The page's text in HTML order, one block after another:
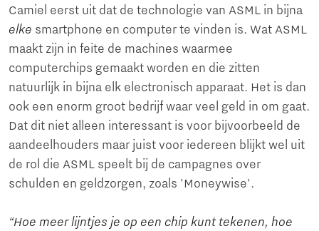
Camiel eerst uit dat de technologie van ASML in bijna
elke smartphone en computer te vinden is. Wat ASML
maakt zijn in feite de machines waarmee
computerchips gemaakt worden en die zitten
natuurlijk in bijna elk electronisch apparaat. Het is dan
ook een enorm groot bedrijf waar veel geld in om gaat.
Dat dit niet alleen interessant is voor bijvoorbeeld de
aandeelhouders maar juist voor iedereen blijkt wel uit
de rol die ASML speelt bij de campagnes over
schulden en geldzorgen, zoals 'Moneywise'.
“Hoe meer lijntjes je op een chip kunt tekenen, hoe